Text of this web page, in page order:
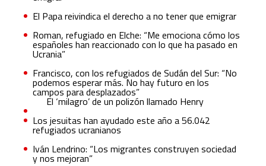
El Papa reivindica el derecho a no tener que emigrar
Roman, refugiado en Elche: “Me emociona cómo los
españoles han reaccionado con lo que ha pasado en
Ucrania”
Francisco, con los refugiados de Sudán del Sur: “No
podemos esperar más. No hay futuro en los
campos para desplazados”
El ‘milagro’ de un polizón llamado Henry
Los jesuitas han ayudado este año a 56.042
refugiados ucranianos
Iván Lendrino: “Los migrantes construyen sociedad
y nos mejoran”